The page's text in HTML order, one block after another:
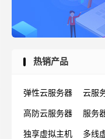
热销产品
弹性云服务器 云服
高防云服务器 服务
独享虚拟主机 多线